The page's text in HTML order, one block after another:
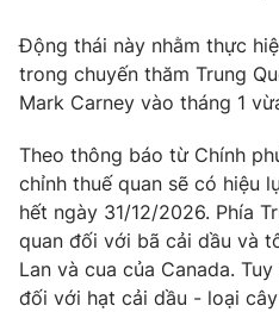
Học trực tuyến
Hitech Công nghệ tương lai
Sản phẩm
Thị trường
Tư vấn
Giao lưu trực tuyến
Lịch phát sóng
Chuyên mục khác
Emagazine
Động thái này nhằm thực
trong chuyến thăm Trung
Mark Carney vào tháng 1
Theo thông báo từ Chính
chỉnh thuế quan sẽ có hiệu
hết ngày 31/12/2026. Phía
quan đối với bã cải dầu và
Lan và cua của Canada.
đối với hạt cải dầu - loại